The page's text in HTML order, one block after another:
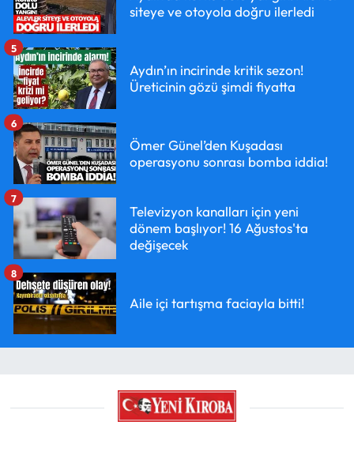
siteye ve otoyola doğru ilerledi
Aydın’ın incirinde kritik sezon!
Üreticinin gözü şimdi fiyatta
5
Ömer Günel’den Kuşadası
operasyonu sonrası bomba iddia!
6
Televizyon kanalları için yeni
dönem başlıyor! 16 Ağustos'ta
değişecek
7
Aile içi tartışma faciayla bitti!
8